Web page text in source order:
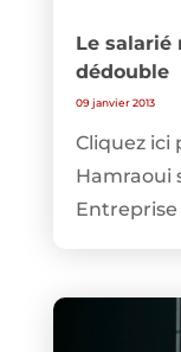
Le salarié
dédouble
09 janvier 2013
Cliquez ici
Hamraoui
Entreprise